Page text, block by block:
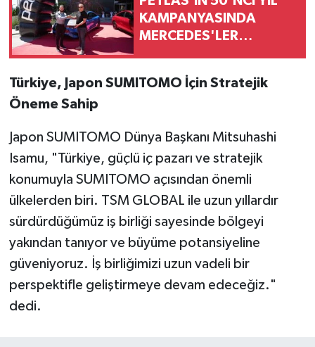
KAMPANYASINDA
MERCEDES'LER
Türkiye, Japon SUMITOMO İçin Stratejik
Öneme Sahip
Japon SUMITOMO Dünya Başkanı Mitsuhashi
Isamu, "Türkiye, güçlü iç pazarı ve stratejik
konumuyla SUMITOMO açısından önemli
ülkelerden biri. TSM GLOBAL ile uzun yıllardır
sürdürdüğümüz iş birliği sayesinde bölgeyi
yakından tanıyor ve büyüme potansiyeline
güveniyoruz. İş birliğimizi uzun vadeli bir
perspektifle geliştirmeye devam edeceğiz."
dedi.